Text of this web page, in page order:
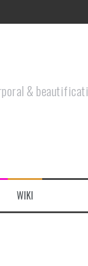
e
as nossas
&
WIKI